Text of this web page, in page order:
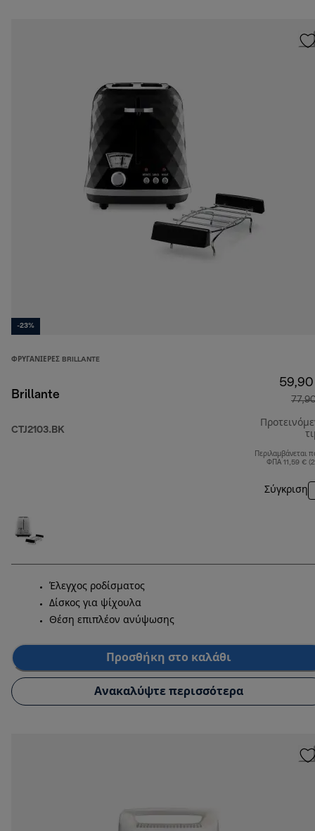
-23%
ΦΡΥΓΑΝΙΈΡΕΣ BRILLANTE
Brillante
CTJ2103.BK
Περιλαμβάνεται
ΦΠΑ 11,59 €
Σύγκριση
Έλεγχος ροδίσματος
Δίσκος για ψίχουλα
Θέση επιπλέον ανύψωσης
Προσθήκη στο καλάθι
Ανακαλύψτε περισσότερα